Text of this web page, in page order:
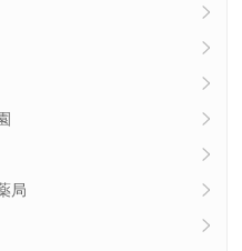
局